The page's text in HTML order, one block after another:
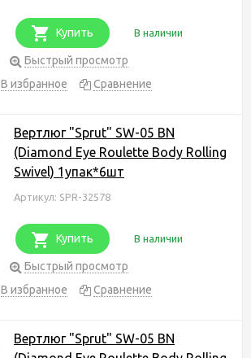
Купить В наличии
Быстрый просмотр
В избранное
Сравнение
Вертлюг "Sprut" SW-05 BN
(Diamond Eye Roulette Body Rolling
Swivel) 1упак*6шт
Артикул: SPR-32578
Купить В наличии
Быстрый просмотр
В избранное
Сравнение
Вертлюг "Sprut" SW-05 BN